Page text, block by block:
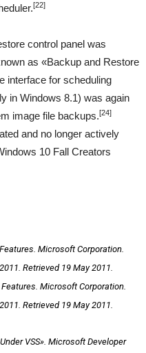
[22]
control panel was
as «Backup and Restore
interface for scheduling
in Windows 8.1) was again
image file backups.[24]
and no longer actively
10 Fall Creators
. Microsoft Corporation.
. Retrieved 19 May2011.
. Microsoft Corporation.
. Retrieved 19 May2011.
VSS». Microsoft Developer